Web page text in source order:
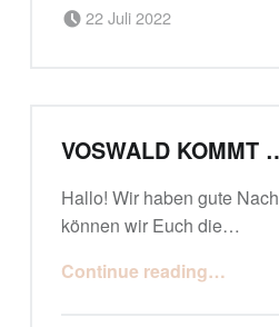
22 Juli 2022
VOSWALD KOMMT
Hallo! Wir haben gute
können wir Euch die…
Continue reading…